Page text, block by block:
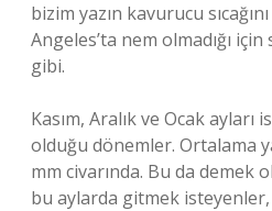
bizim yazın kavurucu
Angeles’ta nem olmadığı için
gibi.
Kasım, Aralık ve Ocak ayları
olduğu dönemler. Ortalama
mm civarında. Bu da demek
bu aylarda gitmek